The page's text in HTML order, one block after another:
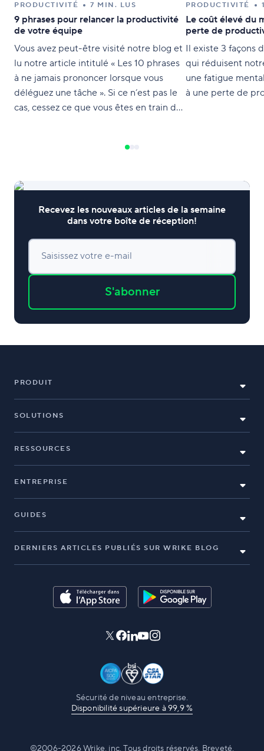
PRODUCTIVITÉ 7 MIN. LUS
9 phrases pour relancer la productivité
de votre équipe
Vous avez peut-être visité notre blog et
lu notre article intitulé « Les 10 phrases
à ne jamais prononcer lorsque vous
déléguez une tâche ». Si ce n’est pas le
cas, cessez ce que vous êtes en train de
entendues sur le lieu de travail
PRODUCTIVITÉ
Le coût élevé du
perte de
Il existe 3 façons
qui réduisent
une fatigue
à une perte de
Recevez les nouveaux articles de la semaine
dans votre boîte de réception!
Saisissez votre e-mail
S'abonner
PRODUIT
SOLUTIONS
RESSOURCES
ENTREPRISE
GUIDES
DERNIERS ARTICLES PUBLIÉS SUR WRIKE BLOG
Sécurité de niveau entreprise.
Disponibilité supérieure à 99,9 %
©2006-2026 Wrike, inc. Tous droits réservés. Breveté.